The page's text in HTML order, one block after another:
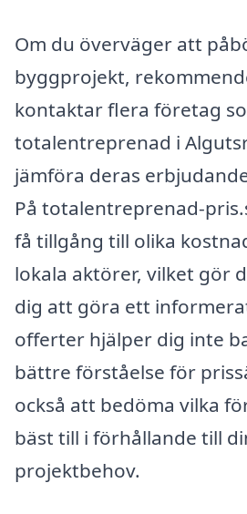
Om du överväger att
byggprojekt,
kontaktar flera företag
totalentreprenad i
jämföra deras
På totalentreprenad-
få tillgång till olika
lokala aktörer, vilket gör
dig att göra ett
offerter hjälper dig inte
bättre förståelse för
också att bedöma vilka
bäst till i förhållande till
projektbehov.